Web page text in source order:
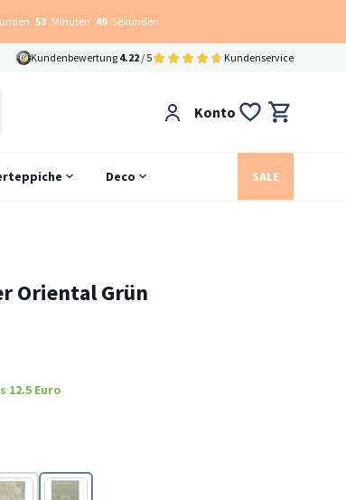
53 Minuten 48 Sekunden
Kundenbewertung 4.22 / 5 Kundenservice
Konto
Deco SALE
Oriental Grün
12.5 Euro